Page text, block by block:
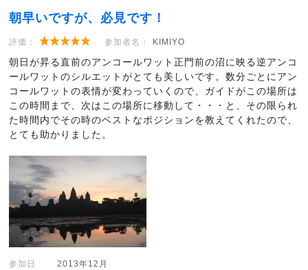
朝早いですが、必見です！
評価： 参加者名： KIMIYO
朝日が昇る直前のアンコールワット正門前の沼に映る逆アンコ
ールワットのシルエットがとても美しいです。数分ごとにアン
コールワットの表情が変わっていくので、ガイドがこの場所は
この時間まで、次はこの場所に移動して・・・と、その限られ
た時間内でその時のベストなポジションを教えてくれたので、
とても助かりました。
参加日
2013年12月